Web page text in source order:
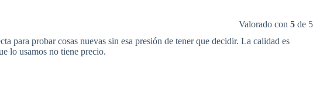
Valorado con 5 de 5
para probar cosas nuevas sin esa presión de tener que decidir. La calidad es
lo usamos no tiene precio.